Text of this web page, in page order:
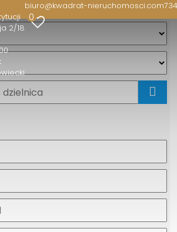
2/18
biuro@kwadrat-nieruchomosci.com
0